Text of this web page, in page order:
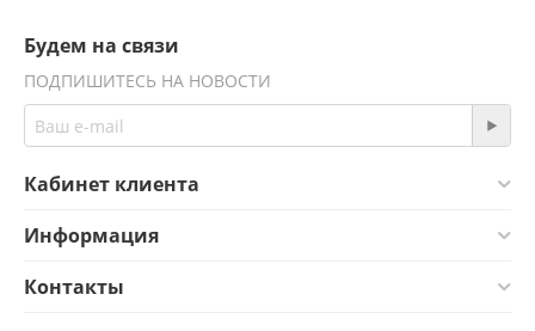
Будем на связи
ПОДПИШИТЕСЬ НА НОВОСТИ
Кабинет клиента
Информация
Контакты